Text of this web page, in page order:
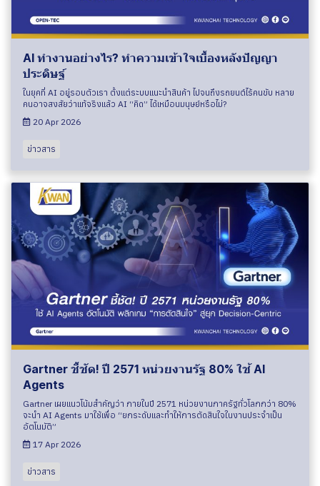
AI ทำงานอย่างไร? ทำความเข้าใจเบื้องหลังปัญญา
ประดิษฐ์
ในยุคที่ AI อยู่รอบตัวเรา ตั้งแต่ระบบแนะนำสินค้า ไปจนถึงรถยนต์ไร้คนขับ หลาย
คนอาจสงสัยว่าแท้จริงแล้ว AI “คิด” ได้เหมือนมนุษย์หรือไม่?
20 Apr 2026
ข่าวสาร
Gartner ชี้ชัด! ปี 2571 หน่วยงานรัฐ 80% ใช้ AI
Agents
Gartner เผยแนวโน้มสำคัญว่า ภายในปี 2571 หน่วยงานภาครัฐทั่วโลกกว่า 80%
จะนำ AI Agents มาใช้เพื่อ “ยกระดับและทำให้การตัดสินใจในงานประจำเป็น
อัตโนมัติ”
17 Apr 2026
ข่าวสาร